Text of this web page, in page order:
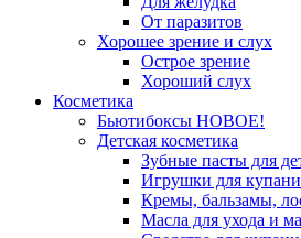
От паразитов
Хорошее зрение и слух
Острое зрение
Хороший слух
Косметика
Бьютибоксы НОВОЕ!
Детская косметика
Зубные пасты для
Игрушки для
Кремы, бальзамы,
Масла для ухода и